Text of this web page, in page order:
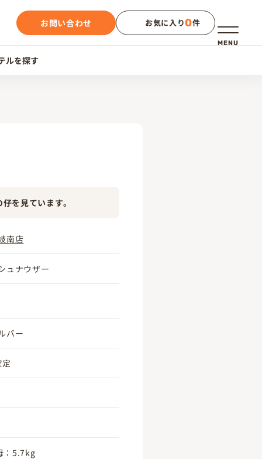
メニュー
MENU
お問い合わせ お気に入り0件
ルを探す
を見ています。
南店
ュナウザー
バー
：5.7kg